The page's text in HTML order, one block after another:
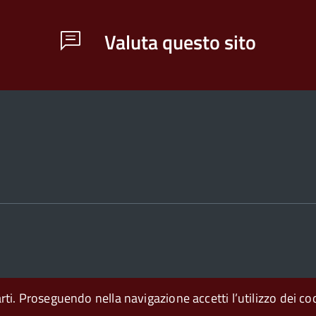
Valuta questo sito
Proseguendo nella navigazione accetti l’utilizzo dei